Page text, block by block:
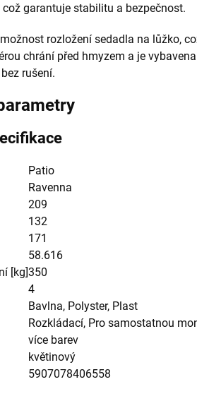
což garantuje stabilitu a bezpečnost.
rozložení sedadla na lůžko,
chrání před hmyzem a je
rušení.
Patio
Ravenna
209
132
171
58.616
[kg]350
4
Bavlna, Polyster, Plast
Rozkládací, Pro samostatnou
více barev
květinový
5907078406558